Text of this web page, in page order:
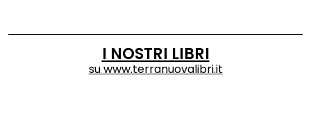
I NOSTRI LIBRI
suwww.terranuovalibri.it